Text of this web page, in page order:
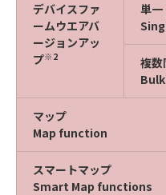
デバイスファ
ームウエアバ
ージョンアッ
プ※2
単一
複数
マップ
Map function
スマートマップ
Smart Map functions